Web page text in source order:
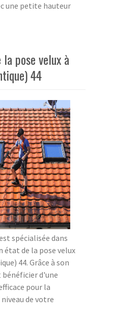
une petite hauteur
pose velux à
44
spécialisée dans
état de la pose velux
44. Grâce à son
d'une
pour la
de votre